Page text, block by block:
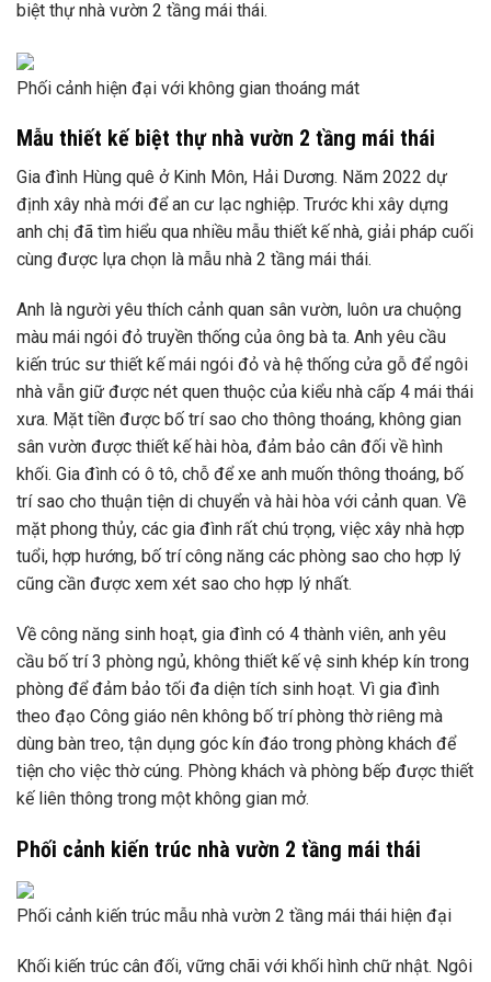
biệt thự nhà vườn 2 tầng mái thái.
Phối cảnh hiện đại với không gian thoáng mát
Mẫu thiết kế biệt thự nhà vườn 2 tầng mái thái
Gia đình Hùng quê ở Kinh Môn, Hải Dương. Năm 2022 dự
định xây nhà mới để an cư lạc nghiệp. Trước khi xây dựng
anh chị đã tìm hiểu qua nhiều mẫu thiết kế nhà, giải pháp cuối
cùng được lựa chọn là mẫu nhà 2 tầng mái thái.
Anh là người yêu thích cảnh quan sân vườn, luôn ưa chuộng
màu mái ngói đỏ truyền thống của ông bà ta. Anh yêu cầu
kiến ​​trúc sư thiết kế mái ngói đỏ và hệ thống cửa gỗ để ngôi
nhà vẫn giữ được nét quen thuộc của kiểu nhà cấp 4 mái thái
xưa. Mặt tiền được bố trí sao cho thông thoáng, không gian
sân vườn được thiết kế hài hòa, đảm bảo cân đối về hình
khối. Gia đình có ô tô, chỗ để xe anh muốn thông thoáng, bố
trí sao cho thuận tiện di chuyển và hài hòa với cảnh quan. Về
mặt phong thủy, các gia đình rất chú trọng, việc xây nhà hợp
tuổi, hợp hướng, bố trí công năng các phòng sao cho hợp lý
cũng cần được xem xét sao cho hợp lý nhất.
Về công năng sinh hoạt, gia đình có 4 thành viên, anh yêu
cầu bố trí 3 phòng ngủ, không thiết kế vệ sinh khép kín trong
phòng để đảm bảo tối đa diện tích sinh hoạt. Vì gia đình
theo đạo Công giáo nên không bố trí phòng thờ riêng mà
dùng bàn treo, tận dụng góc kín đáo trong phòng khách để
tiện cho việc thờ cúng. Phòng khách và phòng bếp được thiết
kế liên thông trong một không gian mở.
Phối cảnh kiến ​​trúc nhà vườn 2 tầng mái thái
Phối cảnh kiến ​​trúc mẫu nhà vườn 2 tầng mái thái hiện đại
Khối kiến ​​trúc cân đối, vững chãi với khối hình chữ nhật. Ngôi